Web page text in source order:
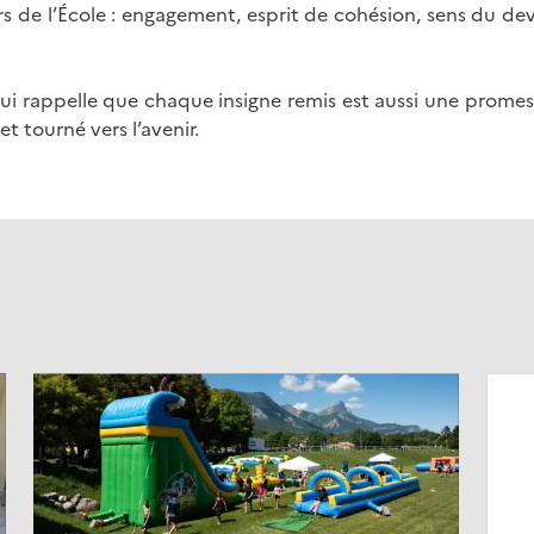
de l’École : engagement, esprit de cohésion, sens du
rappelle que chaque insigne remis est aussi une
tourné vers l’avenir.